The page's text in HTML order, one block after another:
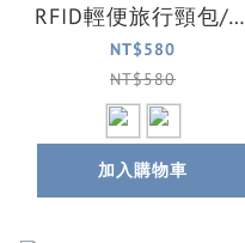
RFID輕便旅行頸包/收
納包//證件包/錢包(2色
可選)
NT$580
NT$580
加入購物車